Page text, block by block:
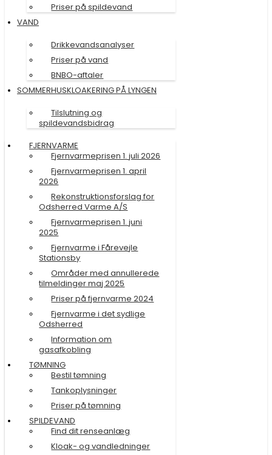
Priser på spildevand
VAND
Drikkevandsanalyser
Priser på vand
BNBO-aftaler
SOMMERHUSKLOAKERING PÅ LYNGEN
Tilslutning og
spildevandsbidrag
FJERNVARME
Fjernvarmeprisen 1. juli 2026
Fjernvarmeprisen 1. april
2026
Rekonstruktionsforslag for
Odsherred Varme A/S
Fjernvarmeprisen 1. juni
2025
Fjernvarme i Fårevejle
Stationsby
Områder med annullerede
tilmeldinger maj 2025
Priser på fjernvarme 2024
Fjernvarme i det sydlige
Odsherred
Information om
gasafkobling
TØMNING
Bestil tømning
Tankoplysninger
Priser på tømning
SPILDEVAND
Find dit renseanlæg
Kloak- og vandledninger